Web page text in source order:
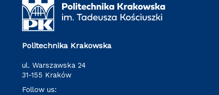
Politechnika Krakowska
ul. Warszawska 24
31-155 Kraków
Follow us: